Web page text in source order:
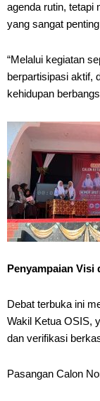
agenda rutin, tetapi
yang sangat
“Melalui kegiatan
berpartisipasi aktif,
kehidupan
Penyampaian Visi
Debat terbuka ini
Wakil Ketua OSIS,
dan verifikasi
Pasangan Calon